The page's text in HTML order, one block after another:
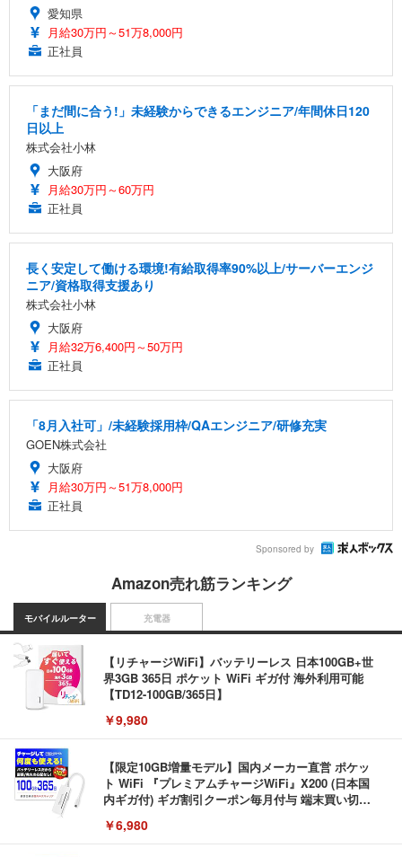
愛知県
月給30万円～51万8,000円
正社員
「まだ間に合う!」未経験からできるエンジニア/年間休日120
日以上
株式会社小林
大阪府
月給30万円～60万円
正社員
長く安定して働ける環境!有給取得率90%以上/サーバーエンジ
ニア/資格取得支援あり
株式会社小林
大阪府
月給32万6,400円～50万円
正社員
「8月入社可」/未経験採用枠/QAエンジニア/研修充実
GOEN株式会社
大阪府
月給30万円～51万8,000円
正社員
Sponsored by
Amazon売れ筋ランキング
モバイルルーター
【リチャージWiFi】バッテリーレス 日本100GB+世
界3GB 365日 ポケット WiFi ギガ付 海外利用可能
【TD12-100GB/365日】
￥9,980
【限定10GB増量モデル】国内メーカー直営 ポケッ
ト WiFi 『プレミアムチャージWiFi』X200 (日本国
内ギガ付) ギガ割引クーポン毎月付与 端末買い切り
バッテリーレス 海外利用可能 ([X200]100GB/365日)
￥6,980
充電器